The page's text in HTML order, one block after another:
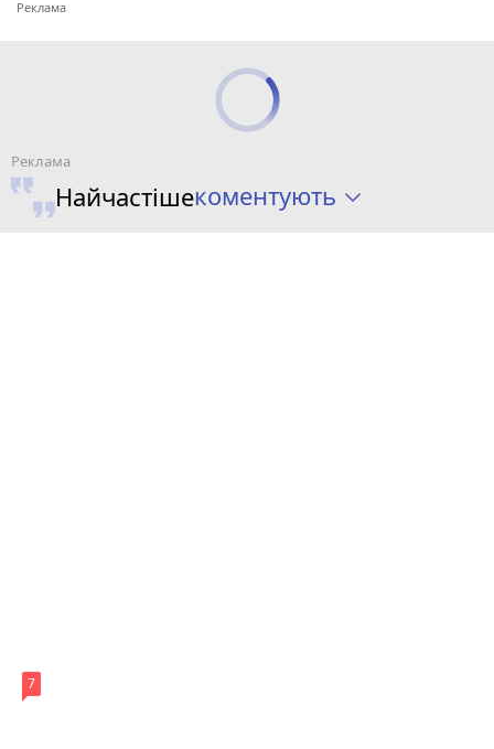
Найчастішекоментують
7